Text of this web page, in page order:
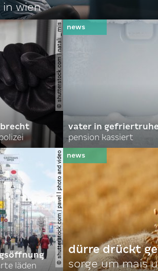
wien
© shutterstock.com | natali _ mis
vater in gefriertruhe
pension kassiert
© shutterstock.com | pavel l photo and video
läden
dürre drückt
sorge um mais